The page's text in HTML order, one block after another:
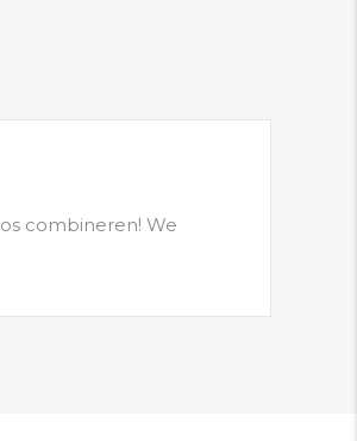
combineren! We